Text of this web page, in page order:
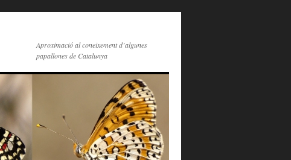
Aproximació al coneixement d’algunes
papallones de Catalunya